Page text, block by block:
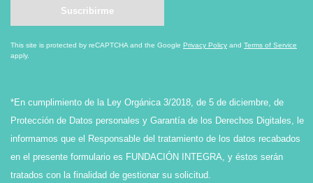
This site is protected by reCAPTCHA and the Google Privacy Policy and Terms of Service
apply.
*En cumplimiento de la Ley Orgánica 3/2018, de 5 de diciembre, de
Protección de Datos personales y Garantía de los Derechos Digitales, le
informamos que el Responsable del tratamiento de los datos recabados
en el presente formulario es FUNDACIÓN INTEGRA, y éstos serán
tratados con la finalidad de gestionar su solicitud.